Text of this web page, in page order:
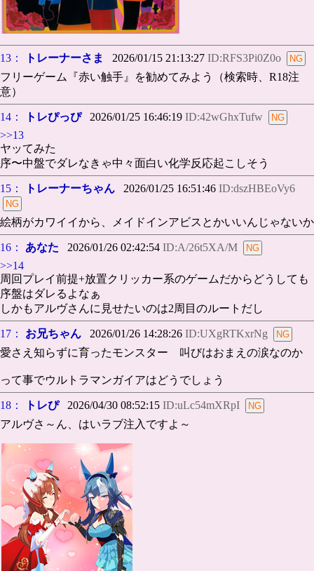
13： トレーナーさま 2026/01/15 21:13:27 ID:RFS3Pi0Z0o
フリーゲーム『赤い触手』を勧めてみよう（検索時、R18注
意）
14： トレぴっぴ2026/01/25 16:46:19 ID:42wGhxTufw
>>13
ヤッてみた
序〜中盤でダレなきゃ中々面白い化学反応起こしそう
15： トレーナーちゃん 2026/01/25 16:51:46 ID:dszHBEoVy6
絵柄がカワイイから、メイドインアビスとかいいんじゃないか
16： あなた 2026/01/26 02:42:54 ID:A/26t5XA/M
>>14
周回プレイ前提+放置クリッカー系のゲームだからどうしても
序盤はダレるよなぁ
しかもアルヴさんに見せたいのは2周目のルートだし
17： お兄ちゃん 2026/01/26 14:28:26 ID:UXgRTKxrNg
愛さえ知らずに育ったモンスター 叫びはおまえの涙なのか
って事でウルトラマンガイアはどうでしょう
18： トレぴ2026/04/30 08:52:15 ID:uLc54mXRpI
アルヴさ～ん、はいラブ注入ですよ～